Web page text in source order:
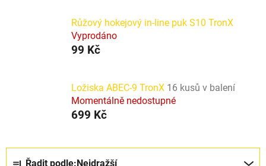
Růžový hokejový in-line puk S10 TronX
Vyprodáno
99 Kč
Ložiska ABEC-9 TronX 16 kusů v balení
Momentálně nedostupné
699 Kč
Řadit podle: Nejdražší